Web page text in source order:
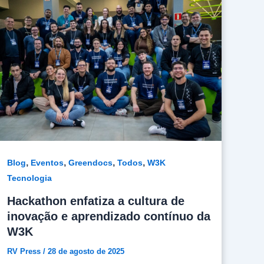
programação avançada para atender às
demandas do mercado — dê o play no vídeo e
saiba mais como foi esse momento.
Blog, Eventos,Greendocs,Todos,W3K
Tecnologia
Hackathon enfatiza a cultura de
inovação e aprendizado contínuo da
W3K
RV Press/28 de agosto de 2025